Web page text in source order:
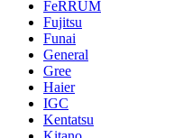
FeRRUM
Fujitsu
Funai
General
Gree
Haier
IGC
Kentatsu